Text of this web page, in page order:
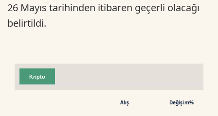
26 Mayıs tarihinden itibaren geçerli olacağı
belirtildi.
Kripto
Alış Değişim%